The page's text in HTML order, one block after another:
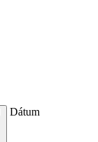
Dátum